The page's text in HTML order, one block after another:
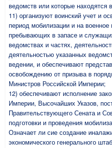
ведомств или которые находятся
11) организуют воинский учет и
период мобилизации и на военное
пребывающих в запасе и
ведомствах и частях,
деятельностью указанных
ведении, и обеспечивают
освобождению от призыва в
Министров Российской Империи;
12) обеспечивают исполнение
Империи, Высочайших Указов,
Правительствующего Сената и
подготовки и проведения
Означает ли сие создание
экономического генерального